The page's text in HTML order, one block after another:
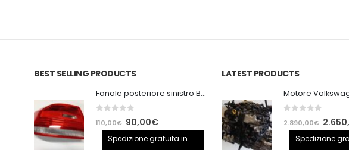
BEST SELLING PRODUCTS
Fanale posteriore sinistro BMW E92 Coupe
out of 5
110,00€ Il
prezzo
90,00€Il
prezzo
Spedizione gratuita in
LATEST PRODUCTS
out of 5
2.890,00€ Il
prezzo
Spedizione